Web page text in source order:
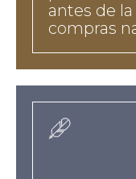
antes de
compras
a-